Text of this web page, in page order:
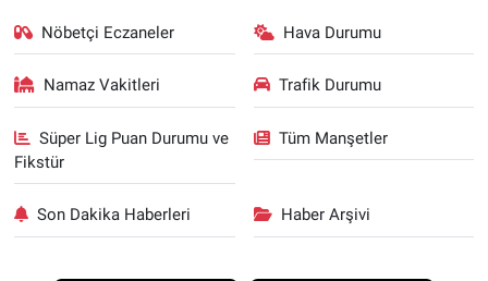
Nöbetçi Eczaneler Hava Durumu
Namaz Vakitleri Trafik Durumu
Süper Lig Puan Durumu ve
Fikstür
Tüm Manşetler
Son Dakika Haberleri Haber Arşivi